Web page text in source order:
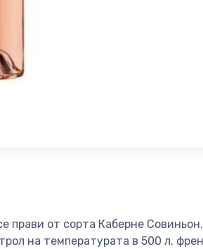
прави от сорта Каберне
на температурата в 500 л.